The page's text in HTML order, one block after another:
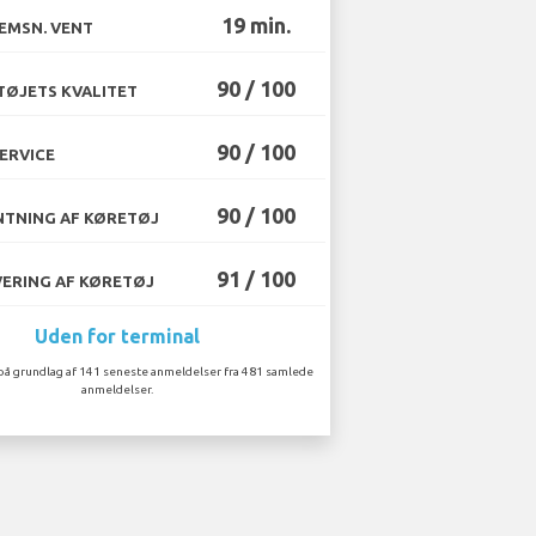
VENT 19 min.
KVALITET 90 / 100
90 / 100
AF KØRETØJ 90 / 100
AF KØRETØJ 91 / 100
Uden for terminal
grundlag af 141 seneste anmeldelser fra 481 samlede
anmeldelser.